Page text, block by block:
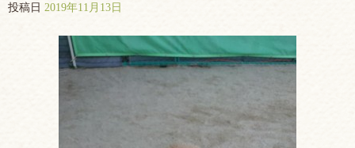
投稿日 2019年11月13日